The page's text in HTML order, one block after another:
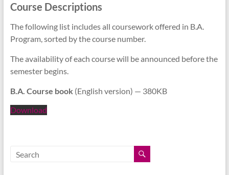
Course Descriptions
The following list includes all coursework offered in B.A.
Program, sorted by the course number.
The availability of each course will be announced before the
semester begins.
B.A. Course book (English version) — 380KB
Download